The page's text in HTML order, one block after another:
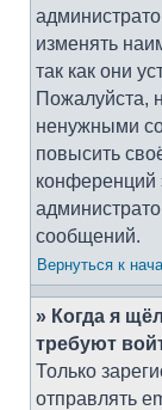
изменять
так как они
Пожалуйста,
ненужными
повысить
конференций
сообщений.
Вернуться к
» Когда я
требуют
Только
отправлять